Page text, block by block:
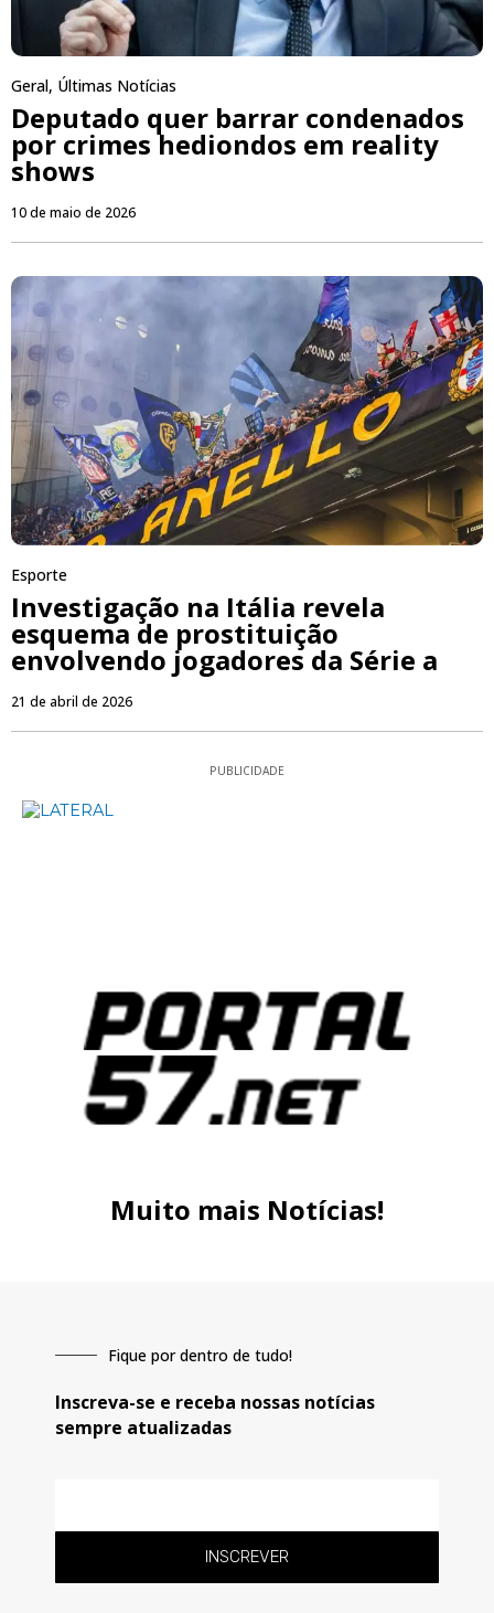
Geral, Últimas Notícias
Deputado quer barrar condenados
por crimes hediondos em reality
shows
10 de maio de 2026
Esporte
Investigação na Itália revela
esquema de prostituição
envolvendo jogadores da Série a
21 de abril de 2026
PUBLICIDADE
Muito mais Notícias!
Fique por dentro de tudo!
Inscreva-se e receba nossas notícias
sempre atualizadas
INSCREVER